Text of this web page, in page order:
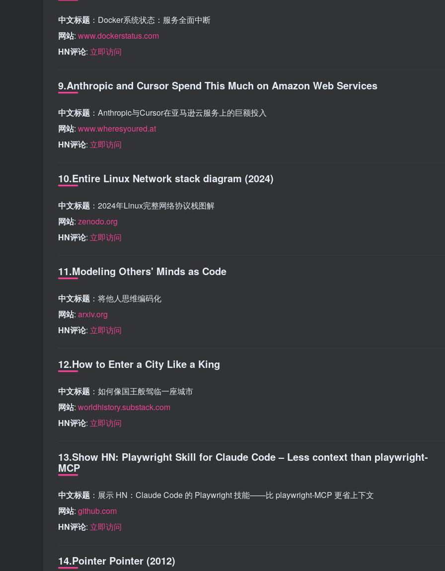
中文标题 ：Docker系统状态：服务全面中断
网站: www.dockerstatus.com
HN评论: 立即访问
9.Anthropic and Cursor Spend This Much on Amazon Web Services
中文标题 ：Anthropic与Cursor在亚马逊云服务上的巨额投入
网站: www.wheresyoured.at
HN评论: 立即访问
10.Entire Linux Network stack diagram (2024)
中文标题 ：2024年Linux完整网络协议栈图解
网站: zenodo.org
HN评论: 立即访问
11.Modeling Others' Minds as Code
中文标题 ：将他人思维编码化
网站: arxiv.org
HN评论: 立即访问
12.How to Enter a City Like a King
中文标题 ：如何像国王般驾临一座城市
网站: worldhistory.substack.com
HN评论: 立即访问
13.Show HN: Playwright Skill for Claude Code – Less context than playwright-
MCP
中文标题 ：展示 HN：Claude Code 的 Playwright 技能——比 playwright-MCP 更省上下文
网站: github.com
HN评论: 立即访问
14.Pointer Pointer (2012)